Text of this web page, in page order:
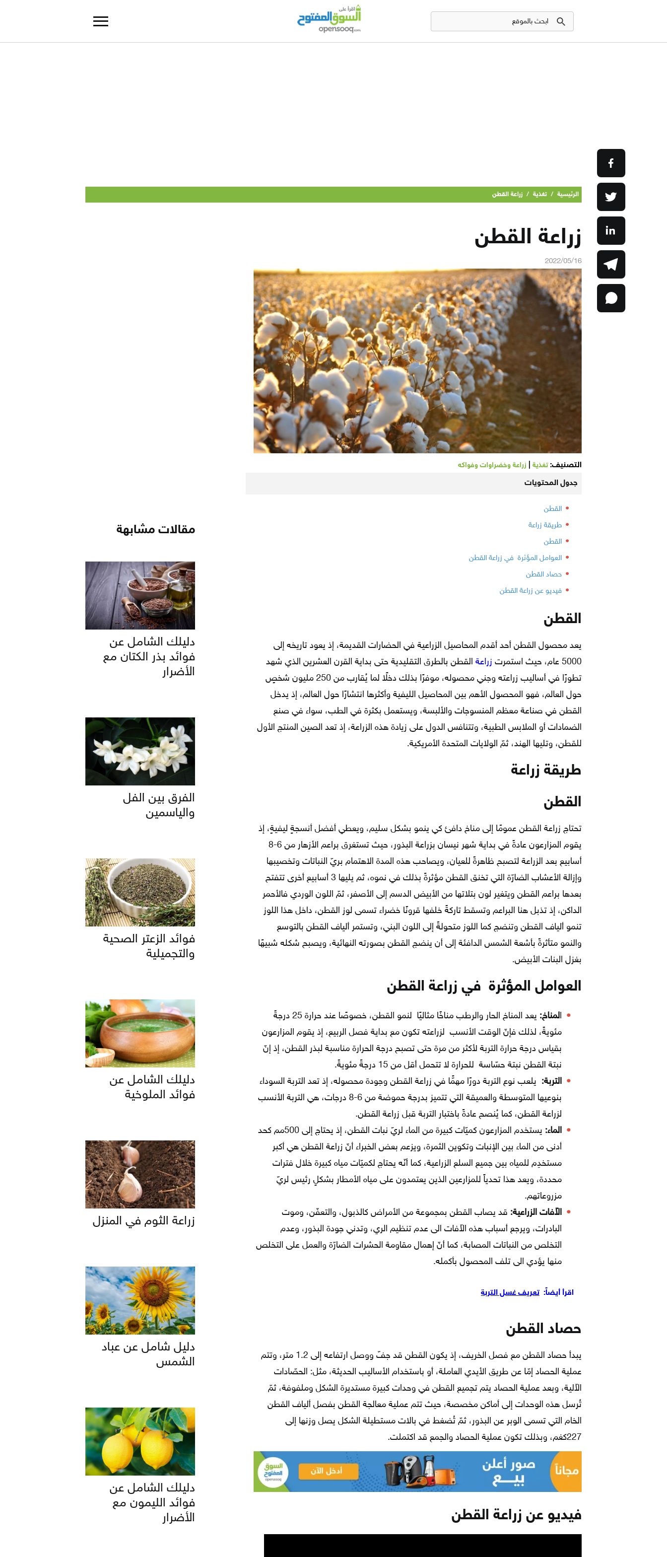
الرئيسية / تغذية / زراعة القطن
زراعة القطن
2022/05/16
التصنيف:تغذية زراعة وخضراوات وفواكه
جدول المحتويات
القطن
طريقة زراعة
القطن
العوامل المؤثرة في زراعة القطن
حصاد القطن
فيديو عن زراعة القطن
القطن
يعد محصول القطن أحد أقدم المحاصيل الزراعية في الحضارات القديمة، إذ يعود تاريخه إلى
5000 عام، حيث استمرت
زراعة القطن بالطرق التقليدية حتى بداية القرن العشرين الذي شهد
تطورًا في أساليب زراعته وجني محصوله، موفرًا بذلك دخلًا لما يُقارب من 250 مليون شخصٍ
حول العالم، فهو المحصول الأهم بين المحاصيل الليفية وأكثرها انتشارًا حول العالم، إذ يدخل
القطن في صناعة معظم المنسوجات والألبسة، ويستعمل بكثرة في الطب، سواء في صنع
الضمادات أو الملابس الطبية، وتتنافس الدول على زيادة هذه الزراعة، إذ تعد الصين المنتج الأول
للقطن، وتليها الهند، ثمّ الولايات المتحدة الأمريكية.
طريقة زراعة
القطن
تحتاج زراعة القطن عمومًا إلى مناخ دافئ كي ينمو بشكل سليم، ويعطي أفضل أنسجةٍ ليفيةٍ، إذ
يقوم المزارعون عادةً في بداية شهر نيسان بزراعة البذور، حيث تستغرق براعم الأزهار من 6-8
أسابيع بعد الزراعة لتصبح ظاهرةً للعيان، ويصاحب هذه المدة الاهتمام بريّ النباتات وتخصيبها
وإزالة الأعشاب الضارّة التي تخنق القطن مؤثرةً بذلك في نموه، ثم يليها 3 أسابيع أخرى تتفتح
بعدها براعم القطن ويتغير لون بتلاتها من الأبيض الدسم إلى الأصفر، ثمّ اللون الوردي فالأحمر
الداكن، إذ تذبل هنا البراعم وتسقط تاركةً خلفها قرونًا خضراء تسمى لوز القطن، داخل هذا اللوز
تنمو ألياف القطن وتنضج كما اللوز متحولةً إلى اللون البني، وتستمر ألياف القطن بالتوسع
والنمو متأثرةً بأشعة الشمس الدافئة إلى أن ينضج القطن بصورته النهائية، ويصبح شكله شبيهًا
بغزل البنات الأبيض.
العوامل المؤثرة في زراعة القطن
المناخ:
يعد المناخ الحار والرطب مناخًا مثاليًا لنمو القطن، خصوصًا عند حرارة 25 درجةً
مئويةً، لذلك فإنّ الوقت الأنسب لزراعته تكون مع بداية فصل الربيع، إذ يقوم المزارعون
بقياس درجة حرارة التربة لأكثر من مرة حتى تصبح درجة الحرارة مناسبة لبذر القطن، إذ إنّ
نبتة القطن نبتة حسّاسة للحرارة لا تتحمل أقل من 15 درجةً مئويةً.
التربة: يلعب نوع التربة دورًا مهمًّا في زراعة القطن وجودة محصوله، إذ تعد التربة السوداء
بنوعيها المتوسطة والعميقة التي تتميز بدرجة حموضة من 6-8 درجات، هي التربة الأنسب
لزراعة القطن، كما يُنصح عادةً باختبار التربة قبل زراعة القطن.
الماء:
يستخدم المزارعون كميّات كبيرة من الماء لريّ نبات القطن، إذ يحتاج إلى 500مم كحد
أدنى من الماء بين الإنبات وتكوين الثمرة، ويزعم بعض الخبراء أنّ زراعة القطن هي أكبر
مستخدِم للمياه بين جميع السلع الزراعية، كما أنّه يحتاج لكميّات مياه كبيرة خلال فترات
محددة، ويعد هذا تحدياً للمزارعين الذين يعتمدون على مياه الأمطار بشكلٍ رئيس لريّ
مزروعاتهم.
الاّفات الزراعية: قد يصاب القطن بمجموعة من الأمراض كالذبول، والتعفّن، وموت
البادرات، ويرجع أسباب هذه الاّفات الى عدم تنظيم الري، وتدني جودة البذور، وعدم
التخلص من النباتات المصابة، كما أنّ إهمال مقاومة الحشرات الضارّة والعمل على التخلص
منها يؤدي الى تلف المحصول بأكمله.
اقرأ أيضاً: تعريف غسل التربة
حصاد القطن
يبدأ حصاد القطن مع فصل الخريف، إذ يكون القطن قد جفّ ووصل ارتفاعه إلى 1.2 متر، وتتم
عملية الحصاد إمّا عن طريق الأيدي العاملة، أو باستخدام الأساليب الحديثة، مثل: الحصّادات
الاّلية، وبعد عملية الحصاد يتم تجميع القطن في وحدات كبيرة مستديرة الشكل وملفوفة، ثمّ
تُرسل هذه الوحدات إلى أماكن مخصصة، حيث تتم عملية معالجة القطن بفصل ألياف القطن
الخام التي تسمى الوبر عن البذور، ثمّ تُضغط في بالات مستطيلة الشكل يصل وزنها إلى
227كغم، وبذلك تكون عملية الحصاد والجمع قد اكتملت.
فيديو عن زراعة القطن
مقالات مشابهة
دليلك الشامل عن
فوائد بذر الكتان مع
الأضرار
الفرق بين الفل
والياسمين
فوائد الزعتر الصحية
والتجميلية
دليلك الشامل عن
فوائد الملوخية
زراعة الثوم في المنزل
دليل شامل عن عباد
الشمس
دليلك الشامل عن
فوائد الليمون مع
الأضرار